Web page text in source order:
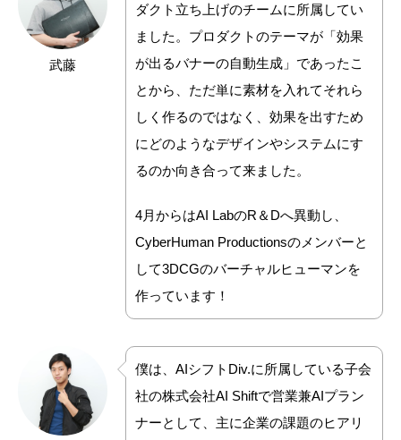
武藤
ダクト立ち上げのチームに所属してい
ました。 プロダクトのテーマが「効果
が出るバナーの自動生成」であったこ
とから、ただ単に素材を入れてそれら
しく作るのではなく、効果を出すため
にどのようなデザインやシステムにす
るのか向き合って来ました。
4月からはAI LabのR＆Dへ異動し、
CyberHuman Productionsのメンバーと
して3DCGのバーチャルヒューマンを
作っています！
僕は、 AIシフトDiv.に所属している子会
社の株式会社AI Shiftで営業兼AIプラン
ナーとして、主に企業の課題のヒアリ